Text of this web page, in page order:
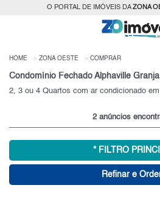
O PORTAL DE IMÓVEIS DAZONA
HOME ZONA OESTE COMPRAR
2, 3 ou 4 Quartos com ar condicionado
2 anúncios
* FILTRO
Refinar e